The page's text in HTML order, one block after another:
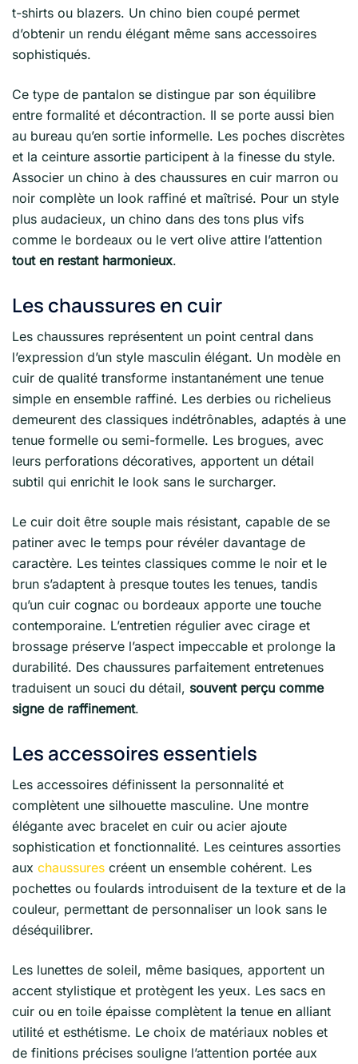
t-shirts ou blazers. Un chino bien coupé permet
d’obtenir un rendu élégant même sans accessoires
sophistiqués.
Ce type de pantalon se distingue par son équilibre
entre formalité et décontraction. Il se porte aussi bien
au bureau qu’en sortie informelle. Les poches discrètes
et la ceinture assortie participent à la finesse du style.
Associer un chino à des chaussures en cuir marron ou
noir complète un look raffiné et maîtrisé. Pour un style
plus audacieux, un chino dans des tons plus vifs
comme le bordeaux ou le vert olive attire l’attention
tout en restant harmonieux.
Les chaussures en cuir
Les chaussures représentent un point central dans
l’expression d’un style masculin élégant. Un modèle en
cuir de qualité transforme instantanément une tenue
simple en ensemble raffiné. Les derbies ou richelieus
demeurent des classiques indétrônables, adaptés à une
tenue formelle ou semi-formelle. Les brogues, avec
leurs perforations décoratives, apportent un détail
subtil qui enrichit le look sans le surcharger.
Le cuir doit être souple mais résistant, capable de se
patiner avec le temps pour révéler davantage de
caractère. Les teintes classiques comme le noir et le
brun s’adaptent à presque toutes les tenues, tandis
qu’un cuir cognac ou bordeaux apporte une touche
contemporaine. L’entretien régulier avec cirage et
brossage préserve l’aspect impeccable et prolonge la
durabilité. Des chaussures parfaitement entretenues
traduisent un souci du détail, souvent perçu comme
signe de raffinement.
Les accessoires essentiels
Les accessoires définissent la personnalité et
complètent une silhouette masculine. Une montre
élégante avec bracelet en cuir ou acier ajoute
sophistication et fonctionnalité. Les ceintures assorties
aux chaussures créent un ensemble cohérent. Les
pochettes ou foulards introduisent de la texture et de la
couleur, permettant de personnaliser un look sans le
déséquilibrer.
Les lunettes de soleil, même basiques, apportent un
accent stylistique et protègent les yeux. Les sacs en
cuir ou en toile épaisse complètent la tenue en alliant
utilité et esthétisme. Le choix de matériaux nobles et
de finitions précises souligne l’attention portée aux